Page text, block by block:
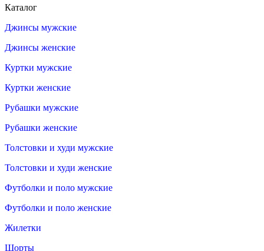
Каталог
Джинсы мужские
Джинсы женские
Куртки мужские
Куртки женские
Рубашки мужские
Рубашки женские
Толстовки и худи мужские
Толстовки и худи женские
Футболки и поло мужские
Футболки и поло женские
Жилетки
Шорты